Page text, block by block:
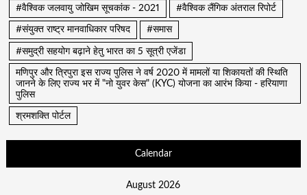
#वैश्विक जलवायु जोखिम सूचकांक - 2021 #वैश्विक लैंगिक अंतराल रिपोर्ट
#संयुक्त राष्ट्र मानवाधिकार परिषद #समास
#समुद्री सहयोग बढ़ाने हेतु भारत का 5 सूत्री एजेंडा
मणिपुर और त्रिपुरा इस राज्य पुलिस ने वर्ष 2020 में मामलों या शिकायतों की स्थिति
जानने के लिए राज्य भर में "नो युवर केस" (KYC) योजना का आरंभ किया - हरियाणा
पुलिस
श्रमशक्ति पोर्टल
Calendar
August 2026